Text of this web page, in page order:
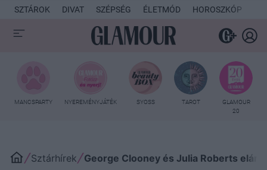
SZTÁROK DIVAT SZÉPSÉG ÉLETMÓD HOROSZKÓP
MANCSPARTY NYEREMÉNYJÁTÉK SYOSS TAROT
GLAMOUR
20
Sztárhírek George Clooney és Julia Roberts